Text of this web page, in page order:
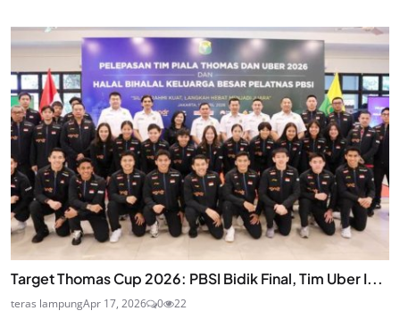
Target Thomas Cup 2026: PBSI Bidik Final, Tim Uber I...
teras lampungApr 17, 2026 0 22